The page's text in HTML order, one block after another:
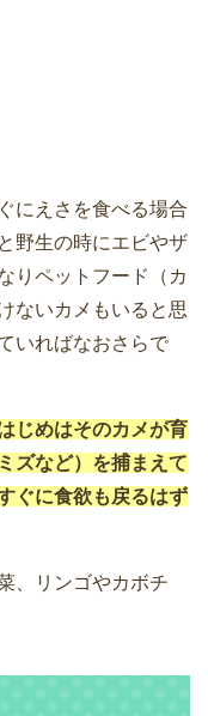
にえさを食べる場合
野生の時にエビやザ
りペットフード（カ
ないカメもいると思
いればなおさらで
じめはそのカメが育
ズなど）を捕まえて
ぐに食欲も戻るはず
、リンゴやカボチ